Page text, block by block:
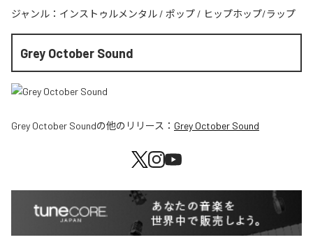
ジャンル： インストゥルメンタル / ポップ / ヒップホップ/ラップ
Grey October Sound
Grey October Soundの他のリリース： Grey October Sound